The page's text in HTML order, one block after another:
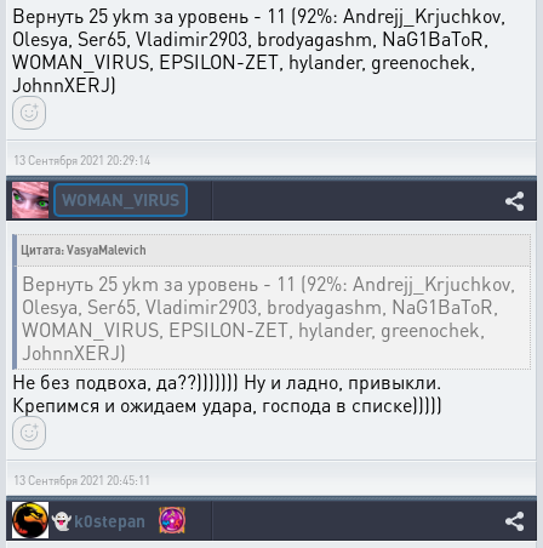
Вернуть 25 ykm за уровень - 11 (92%: Andrejj_Krjuchkov,
Olesya, Ser65, Vladimir2903, brodyagashm, NaG1BaToR,
WOMAN_VIRUS, EPSILON-ZET, hylander, greenochek,
JohnnXERJ)
13 Сентября 2021 20:29:14
WOMAN_VIRUS
Цитата: VasyaMalevich
Вернуть 25 ykm за уровень - 11 (92%: Andrejj_Krjuchkov,
Olesya, Ser65, Vladimir2903, brodyagashm, NaG1BaToR,
WOMAN_VIRUS, EPSILON-ZET, hylander, greenochek,
JohnnXERJ)
Не без подвоха, да??))))))) Ну и ладно, привыкли.
Крепимся и ожидаем удара, господа в списке)))))
13 Сентября 2021 20:45:11
👻k0stepan